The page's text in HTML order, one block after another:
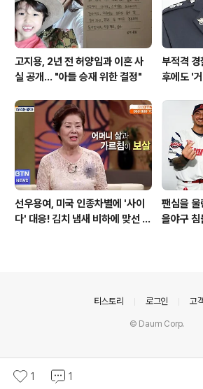
고지용, 2년 전 허양임과 이혼 사
실 공개… "아들 승재 위한 결정"
부적격 경
후에도 '
선우용여, 미국 인종차별에 '사이
다' 대응! 김치 냄새 비하에 맞선 통
팬심을 울
을야구
1 1
티스토리 로그인 고
© Daum Corp.